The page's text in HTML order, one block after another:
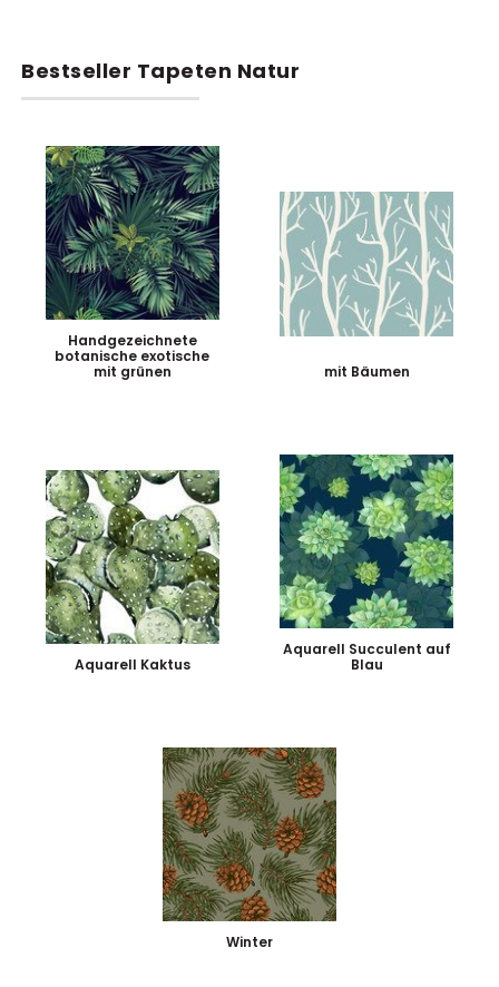
Bestseller Tapeten Natur
Handgezeichnete
botanische exotische
mit grünen
mit Bäumen
Aquarell Kaktus
Aquarell Succulent auf
Blau
Winter